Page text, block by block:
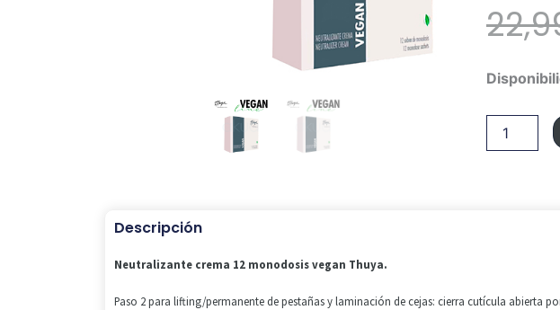
crema
monodosis
Descripción
Neutralizante crema 12 monodosis vegan Thuya.
Paso 2 para lifting/permanente de pestañas y laminación de cejas: cierra cutícula abierta